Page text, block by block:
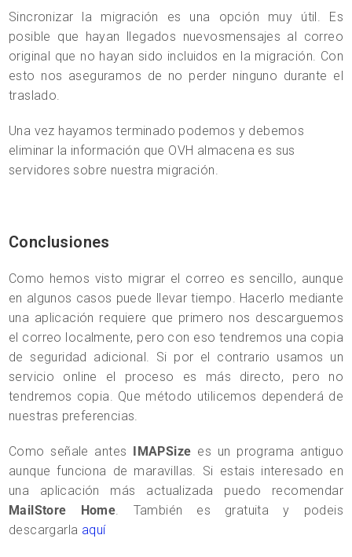
Sincronizar la migración es una opción muy útil. Es
posible que hayan llegados nuevosmensajes al correo
original que no hayan sido incluidos en la migración. Con
esto nos aseguramos de no perder ninguno durante el
traslado.
Una vez hayamos terminado podemos y debemos
eliminar la información que OVH almacena es sus
servidores sobre nuestra migración.
Conclusiones
Como hemos visto migrar el correo es sencillo, aunque
en algunos casos puede llevar tiempo. Hacerlo mediante
una aplicación requiere que primero nos descarguemos
el correo localmente, pero con eso tendremos una copia
de seguridad adicional. Si por el contrario usamos un
servicio online el proceso es más directo, pero no
tendremos copia. Que método utilicemos dependerá de
nuestras preferencias.
Como señale antes IMAPSize es un programa antiguo
aunque funciona de maravillas. Si estais interesado en
una aplicación más actualizada puedo recomendar
MailStore Home. También es gratuita y podeis
descargarla aquí